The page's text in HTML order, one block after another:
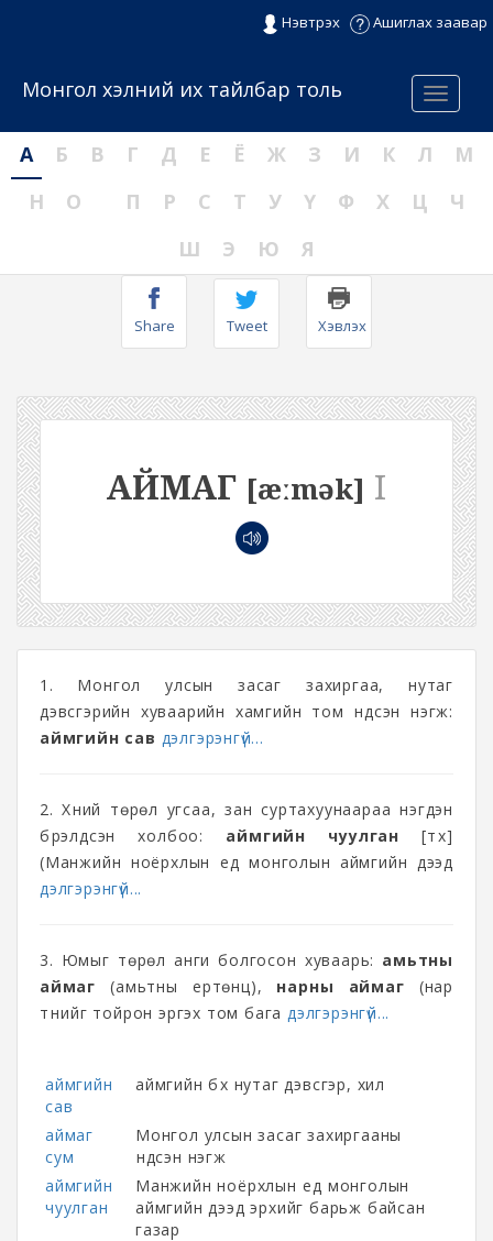
Нэвтрэх Ашиглах заавар
Menu
Монгол хэлний их тайлбар толь
А Б В Г Д Е Ё Ж З И К Л
М
Н
О П Р С Т У Ү Ф Х Ц
Ч
Ш
Э Ю Я
Share Tweet Хэвлэх
АЙМАГ [æːmək] I
1. Монгол улсын засаг захиргаа, нутаг
дэвсгэрийн хуваарийн хамгийн том үндсэн нэгж:
аймгийн сав дэлгэрэнгүй...
2. Хүний төрөл угсаа, зан суртахуунаараа нэгдэн
бүрэлдсэн холбоо: аймгийн чуулган [түүх]
(Манжийн ноёрхлын үед монголын аймгийн дээд
дэлгэрэнгүй...
3. Юмыг төрөл анги болгосон хуваарь: амьтны
аймаг (амьтны ертөнц), нарны аймаг (нар
түүнийг тойрон эргэх том багадэлгэрэнгүй...
аймгийн
сав
аймгийн бүх нутаг дэвсгэр, хил
аймаг
сум
Монгол улсын засаг захиргааны
үндсэн нэгж
аймгийн
чуулган
Манжийн ноёрхлын үед монголын
аймгийн дээд эрхийг барьж байсан
газар